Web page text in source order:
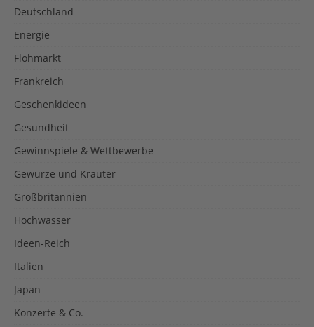
Deutschland
Energie
Flohmarkt
Frankreich
Geschenkideen
Gesundheit
Gewinnspiele & Wettbewerbe
Gewürze und Kräuter
Großbritannien
Hochwasser
Ideen-Reich
Italien
Japan
Konzerte & Co.